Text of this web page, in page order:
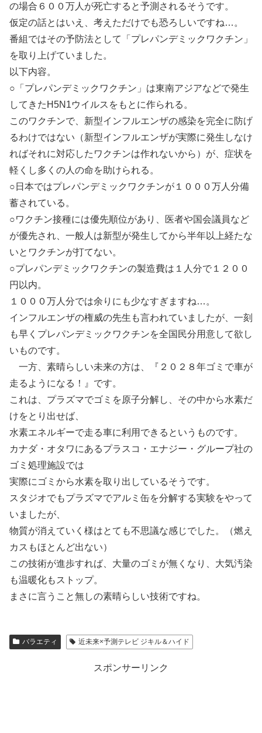
の場合６００万人が死亡すると予測されるそうです。
仮定の話とはいえ、考えただけでも恐ろしいですね…。
番組ではその予防法として「プレパンデミックワクチン」
を取り上げていました。
以下内容。
○「プレパンデミックワクチン」は東南アジアなどで発生
してきたH5N1ウイルスをもとに作られる。
このワクチンで、新型インフルエンザの感染を完全に防げ
るわけではない（新型インフルエンザが実際に発生しなけ
ればそれに対応したワクチンは作れないから）が、症状を
軽くし多くの人の命を助けられる。
○日本ではプレパンデミックワクチンが１０００万人分備
蓄されている。
○ワクチン接種には優先順位があり、医者や国会議員など
が優先され、一般人は新型が発生してから半年以上経たな
いとワクチンが打てない。
○プレパンデミックワクチンの製造費は１人分で１２００
円以内。
１０００万人分では余りにも少なすぎますね…。
インフルエンザの権威の先生も言われていましたが、一刻
も早くプレパンデミックワクチンを全国民分用意して欲し
いものです。
一方、素晴らしい未来の方は、『２０２８年ゴミで車が
走るようになる！』です。
これは、プラズマでゴミを原子分解し、その中から水素だ
けをとり出せば、
水素エネルギーで走る車に利用できるというものです。
カナダ・オタワにあるプラスコ・エナジー・グループ社の
ゴミ処理施設では
実際にゴミから水素を取り出しているそうです。
スタジオでもプラズマでアルミ缶を分解する実験をやって
いましたが、
物質が消えていく様はとても不思議な感じでした。（燃え
カスもほとんど出ない）
この技術が進歩すれば、大量のゴミが無くなり、大気汚染
も温暖化もストップ。
まさに言うこと無しの素晴らしい技術ですね。
バラエティ 近未来×予測テレビ ジキル＆ハイド
スポンサーリンク